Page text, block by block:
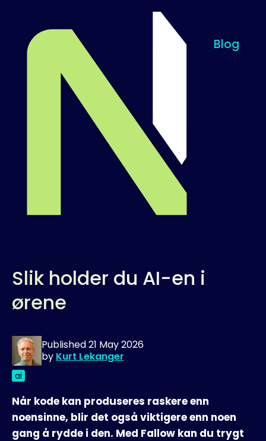
Blog
Slik holder du AI-en i
ørene
Published21 May 2026
by Kurt Lekanger
ai
Når kode kan produseres raskere enn
noensinne, blir det også viktigere enn noen
gang å rydde i den. Med Fallow kan du trygt